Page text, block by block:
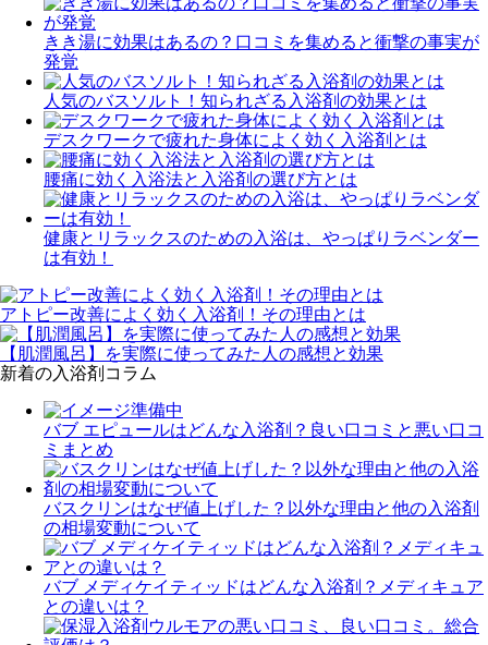
きき湯に効果はあるの？口コミを集めると衝撃の事実が
発覚
人気のバスソルト！知られざる入浴剤の効果とは
デスクワークで疲れた身体によく効く入浴剤とは
腰痛に効く入浴法と入浴剤の選び方とは
健康とリラックスのための入浴は、やっぱりラベンダー
は有効！
アトピー改善によく効く入浴剤！その理由とは
【肌潤風呂】を実際に使ってみた人の感想と効果
新着の入浴剤コラム
バブ エピュールはどんな入浴剤？良い口コミと悪い口コ
ミまとめ
バスクリンはなぜ値上げした？以外な理由と他の入浴剤
の相場変動について
バブ メディケイティッドはどんな入浴剤？メディキュア
との違いは？